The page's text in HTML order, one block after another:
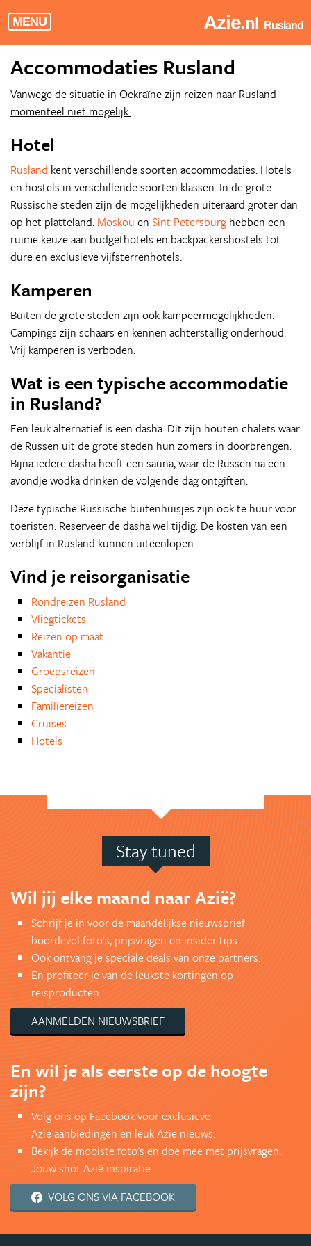
MENU Azie.nl Rusland
Accommodaties Rusland
Vanwege de situatie in Oekraïne zijn reizen naar Rusland
momenteel niet mogelijk.
Hotel
Rusland kent verschillende soorten accommodaties. Hotels
en hostels in verschillende soorten klassen. In de grote
Russische steden zijn de mogelijkheden uiteraard groter dan
op het platteland. Moskou en Sint Petersburg hebben een
ruime keuze aan budgethotels en backpackershostels tot
dure en exclusieve vijfsterrenhotels.
Kamperen
Buiten de grote steden zijn ook kampeermogelijkheden.
Campings zijn schaars en kennen achterstallig onderhoud.
Vrij kamperen is verboden.
Wat is een typische accommodatie
in Rusland?
Een leuk alternatief is een dasha. Dit zijn houten chalets waar
de Russen uit de grote steden hun zomers in doorbrengen.
Bijna iedere dasha heeft een sauna, waar de Russen na een
avondje wodka drinken de volgende dag ontgiften.
Deze typische Russische buitenhuisjes zijn ook te huur voor
toeristen. Reserveer de dasha wel tijdig. De kosten van een
verblijf in Rusland kunnen uiteenlopen.
Vind je reisorganisatie
Rondreizen Rusland
Vliegtickets
Reizen op maat
Vakantie
Groepsreizen
Specialisten
Familiereizen
Cruises
Hotels
Stay tuned
Wil jij elke maand naar Azië?
Schrijf je in voor de maandelijkse nieuwsbrief
boordevol foto's, prijsvragen en insider tips.
Ook ontvang je speciale deals van onze partners.
En profiteer je van de leukste kortingen op
reisproducten.
AANMELDEN NIEUWSBRIEF
En wil je als eerste op de hoogte
zijn?
Volg ons op Facebook voor exclusieve
Azië aanbiedingen en leuk Azië nieuws.
Bekijk de mooiste foto's en doe mee met prijsvragen.
Jouw shot Azië inspiratie.
VOLG ONS VIA FACEBOOK